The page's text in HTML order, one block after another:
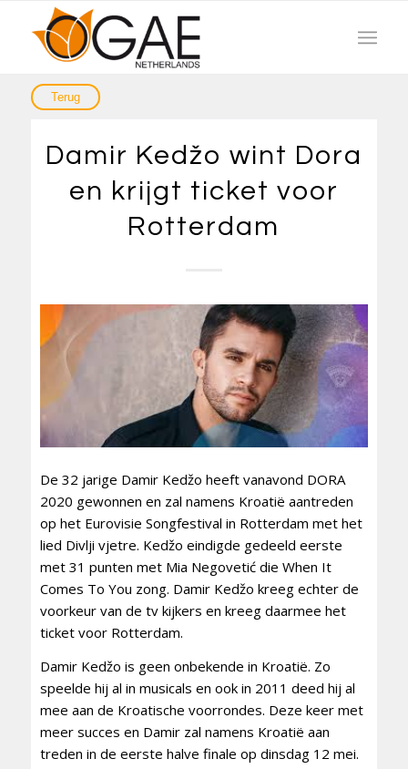
Damir Kedžo wint Dora
en krijgt ticket voor
Rotterdam
De 32 jarige Damir Kedžo heeft vanavond DORA
2020 gewonnen en zal namens Kroatië aantreden
op het Eurovisie Songfestival in Rotterdam met het
lied Divlji vjetre. Kedžo eindigde gedeeld eerste
met 31 punten met Mia Negovetić die When It
Comes To You zong. Damir Kedžo kreeg echter de
voorkeur van de tv kijkers en kreeg daarmee het
ticket voor Rotterdam.
Damir Kedžo is geen onbekende in Kroatië. Zo
speelde hij al in musicals en ook in 2011 deed hij al
mee aan de Kroatische voorrondes. Deze keer met
meer succes en Damir zal namens Kroatië aan
treden in de eerste halve finale op dinsdag 12 mei.